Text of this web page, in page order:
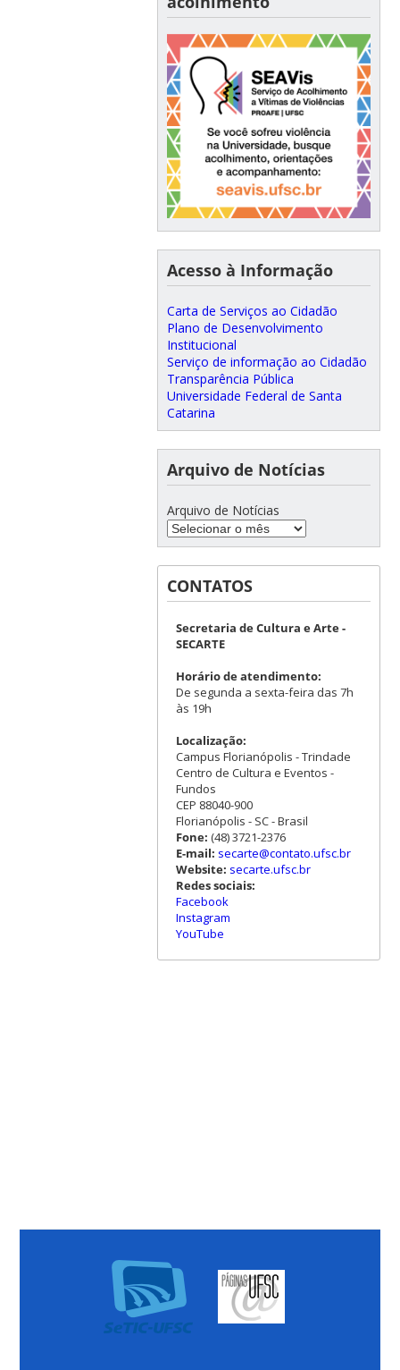
Acesso à Informação
Carta de Serviços ao Cidadão
Plano de Desenvolvimento
Institucional
Serviço de informação ao Cidadão
Transparência Pública
Universidade Federal de Santa
Catarina
Arquivo de Notícias
Arquivo de Notícias
CONTATOS
Secretaria de Cultura e Arte -
SECARTE
Horário de atendimento:
De segunda a sexta-feira das 7h
às 19h
Localização:
Campus Florianópolis - Trindade
Centro de Cultura e Eventos -
Fundos
CEP 88040-900
Florianópolis - SC - Brasil
Fone: (48) 3721-2376
E-mail: secarte@contato.ufsc.br
Website: secarte.ufsc.br
Redes sociais:
Facebook
Instagram
YouTube